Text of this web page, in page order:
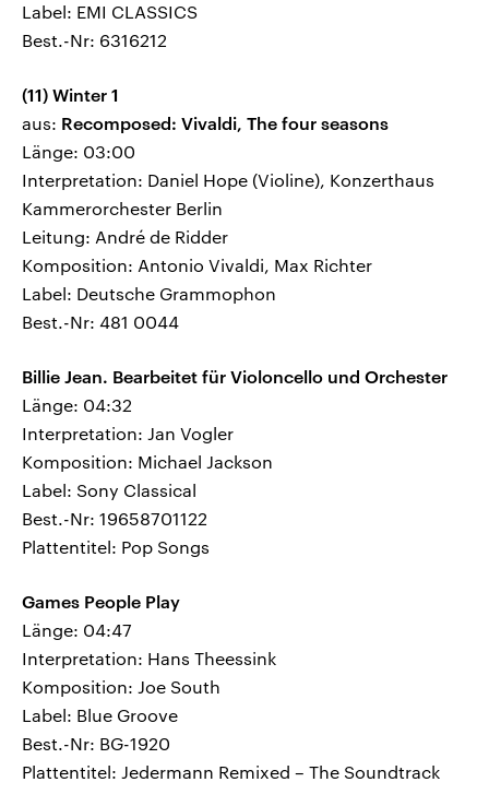
Label: EMI CLASSICS
Best.-Nr: 6316212
(11) Winter 1
aus: Recomposed: Vivaldi, The four seasons
Länge: 03:00
Interpretation: Daniel Hope (Violine), Konzerthaus
Kammerorchester Berlin
Leitung: André de Ridder
Komposition: Antonio Vivaldi, Max Richter
Label: Deutsche Grammophon
Best.-Nr: 481 0044
Billie Jean. Bearbeitet für Violoncello und Orchester
Länge: 04:32
Interpretation: Jan Vogler
Komposition: Michael Jackson
Label: Sony Classical
Best.-Nr: 19658701122
Plattentitel: Pop Songs
Games People Play
Länge: 04:47
Interpretation: Hans Theessink
Komposition: Joe South
Label: Blue Groove
Best.-Nr: BG-1920
Plattentitel: Jedermann Remixed – The Soundtrack